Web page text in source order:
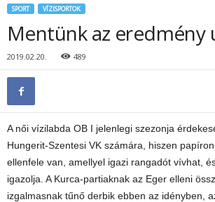
SPORT VÍZISPORTOK
Mentünk az eredmény
2019.02.20. 489
A női vízilabda OB I jelenlegi szezonja
Hungerit-Szentesi VK számára, hiszen
ellenfele van, amellyel igazi rangadót vívhat,
igazolja. A Kurca-partiaknak az Eger elleni
izgalmasnak tűnő derbik ebben az idényben,